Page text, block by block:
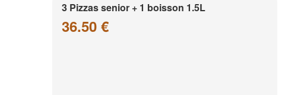
3 Pizzas senior + 1 boisson 1.5L
36.50 €